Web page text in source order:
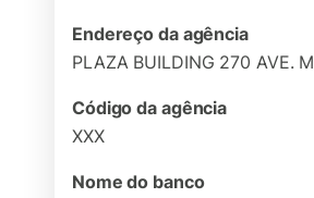
Endereço da agência
PLAZA BUILDING 270 AVE.
Código da agência
XXX
Nome do banco